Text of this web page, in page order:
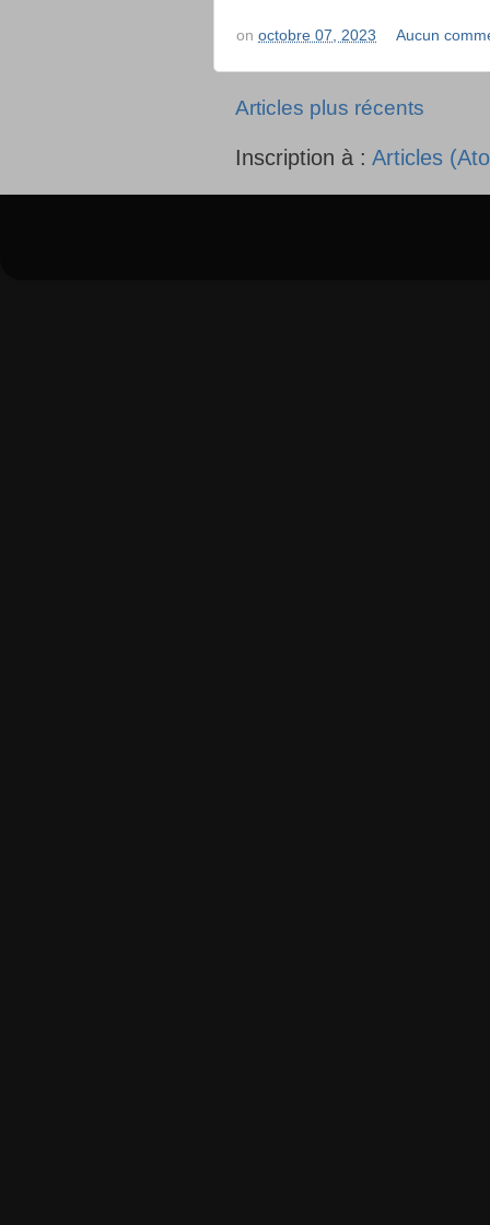
on octobre 07, 2023 Aucun
Articles plus récents
Inscription à : Articles